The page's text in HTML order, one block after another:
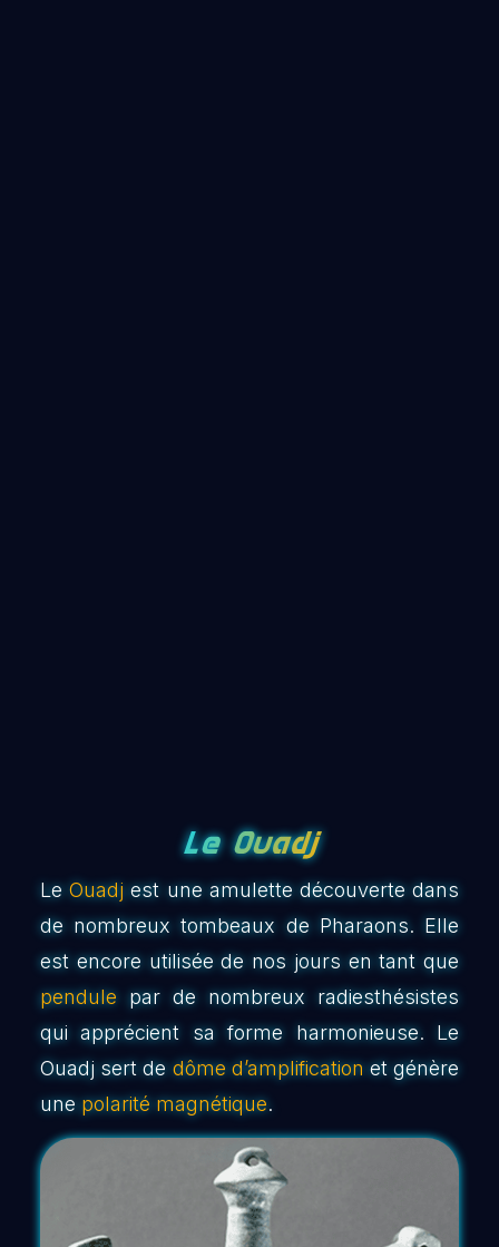
Le Ouadj
LeOuadj est une amulette découverte dans
de nombreux tombeaux de Pharaons. Elle
est encore utilisée de nos jours en tant que
pendule par de nombreux radiesthésistes
qui apprécient sa forme harmonieuse. Le
Ouadj sert de dôme d’amplification et génère
unepolarité magnétique.